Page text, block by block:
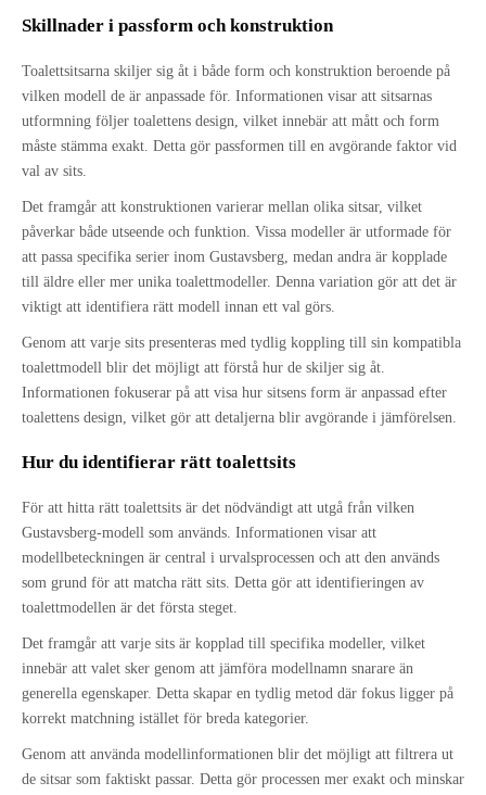
Skillnader i passform och konstruktion
Toalettsitsarna skiljer sig åt i både form och konstruktion beroende på
vilken modell de är anpassade för. Informationen visar att sitsarnas
utformning följer toalettens design, vilket innebär att mått och form
måste stämma exakt. Detta gör passformen till en avgörande faktor vid
val av sits.
Det framgår att konstruktionen varierar mellan olika sitsar, vilket
påverkar både utseende och funktion. Vissa modeller är utformade för
att passa specifika serier inom Gustavsberg, medan andra är kopplade
till äldre eller mer unika toalettmodeller. Denna variation gör att det är
viktigt att identifiera rätt modell innan ett val görs.
Genom att varje sits presenteras med tydlig koppling till sin kompatibla
toalettmodell blir det möjligt att förstå hur de skiljer sig åt.
Informationen fokuserar på att visa hur sitsens form är anpassad efter
toalettens design, vilket gör att detaljerna blir avgörande i jämförelsen.
Hur du identifierar rätt toalettsits
För att hitta rätt toalettsits är det nödvändigt att utgå från vilken
Gustavsberg-modell som används. Informationen visar att
modellbeteckningen är central i urvalsprocessen och att den används
som grund för att matcha rätt sits. Detta gör att identifieringen av
toalettmodellen är det första steget.
Det framgår att varje sits är kopplad till specifika modeller, vilket
innebär att valet sker genom att jämföra modellnamn snarare än
generella egenskaper. Detta skapar en tydlig metod där fokus ligger på
korrekt matchning istället för breda kategorier.
Genom att använda modellinformationen blir det möjligt att filtrera ut
de sitsar som faktiskt passar. Detta gör processen mer exakt och minskar